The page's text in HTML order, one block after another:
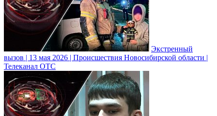
Экстренный
вызов | 13 мая 2026 | Происшествия Новосибирской области |
Телеканал ОТС